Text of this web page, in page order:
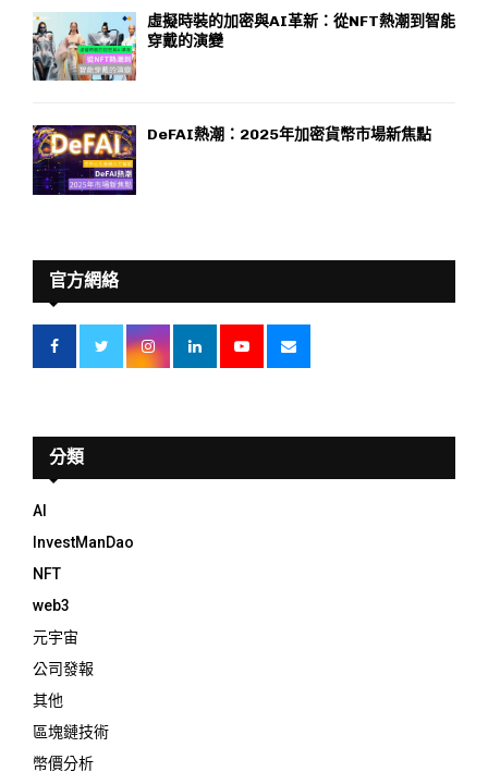
虛擬時裝的加密與AI革新：從NFT熱潮到智能
穿戴的演變
DeFAI熱潮：2025年加密貨幣市場新焦點
官方網絡
分類
AI
InvestManDao
NFT
web3
元宇宙
公司發報
其他
區塊鏈技術
幣價分析